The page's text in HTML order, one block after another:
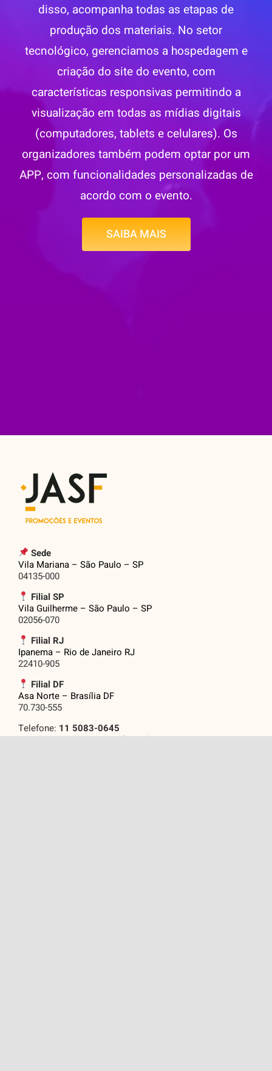
disso, acompanha todas as etapas de
produção dos materiais. No setor
tecnológico, gerenciamos a hospedagem e
criação do site do evento, com
características responsivas permitindo a
visualização em todas as mídias digitais
(computadores, tablets e celulares). Os
organizadores também podem optar por um
APP, com funcionalidades personalizadas de
acordo com o evento.
SAIBA MAIS
Sede
Vila Mariana – São Paulo – SP
04135-000
Filial SP
Vila Guilherme – São Paulo – SP
02056-070
Filial RJ
Ipanema – Rio de Janeiro RJ
22410-905
Filial DF
Asa Norte – Brasília DF
70.730-555
Telefone: 11 5083-0645
Email: eventos@grupojasf.com.br